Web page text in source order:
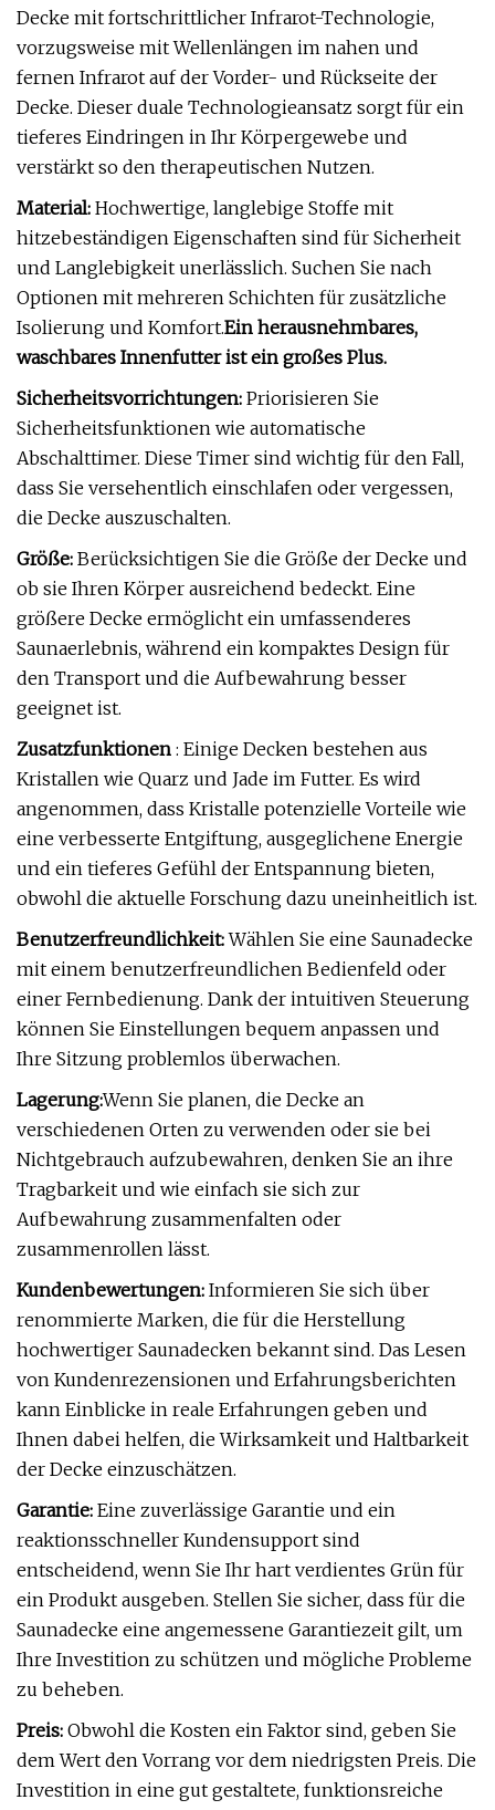
Decke mit fortschrittlicher Infrarot-Technologie,
vorzugsweise mit Wellenlängen im nahen und
fernen Infrarot auf der Vorder- und Rückseite der
Decke. Dieser duale Technologieansatz sorgt für ein
tieferes Eindringen in Ihr Körpergewebe und
verstärkt so den therapeutischen Nutzen.
Material: Hochwertige, langlebige Stoffe mit
hitzebeständigen Eigenschaften sind für Sicherheit
und Langlebigkeit unerlässlich. Suchen Sie nach
Optionen mit mehreren Schichten für zusätzliche
Isolierung und Komfort.Ein herausnehmbares,
waschbares Innenfutter ist ein großes Plus.
Sicherheitsvorrichtungen: Priorisieren Sie
Sicherheitsfunktionen wie automatische
Abschalttimer. Diese Timer sind wichtig für den Fall,
dass Sie versehentlich einschlafen oder vergessen,
die Decke auszuschalten.
Größe: Berücksichtigen Sie die Größe der Decke und
ob sie Ihren Körper ausreichend bedeckt. Eine
größere Decke ermöglicht ein umfassenderes
Saunaerlebnis, während ein kompaktes Design für
den Transport und die Aufbewahrung besser
geeignet ist.
Zusatzfunktionen : Einige Decken bestehen aus
Kristallen wie Quarz und Jade im Futter. Es wird
angenommen, dass Kristalle potenzielle Vorteile wie
eine verbesserte Entgiftung, ausgeglichene Energie
und ein tieferes Gefühl der Entspannung bieten,
obwohl die aktuelle Forschung dazu uneinheitlich ist.
Benutzerfreundlichkeit:Wählen Sie eine Saunadecke
mit einem benutzerfreundlichen Bedienfeld oder
einer Fernbedienung. Dank der intuitiven Steuerung
können Sie Einstellungen bequem anpassen und
Ihre Sitzung problemlos überwachen.
Lagerung:Wenn Sie planen, die Decke an
verschiedenen Orten zu verwenden oder sie bei
Nichtgebrauch aufzubewahren, denken Sie an ihre
Tragbarkeit und wie einfach sie sich zur
Aufbewahrung zusammenfalten oder
zusammenrollen lässt.
Kundenbewertungen: Informieren Sie sich über
renommierte Marken, die für die Herstellung
hochwertiger Saunadecken bekannt sind. Das Lesen
von Kundenrezensionen und Erfahrungsberichten
kann Einblicke in reale Erfahrungen geben und
Ihnen dabei helfen, die Wirksamkeit und Haltbarkeit
der Decke einzuschätzen.
Garantie: Eine zuverlässige Garantie und ein
reaktionsschneller Kundensupport sind
entscheidend, wenn Sie Ihr hart verdientes Grün für
ein Produkt ausgeben. Stellen Sie sicher, dass für die
Saunadecke eine angemessene Garantiezeit gilt, um
Ihre Investition zu schützen und mögliche Probleme
zu beheben.
Preis: Obwohl die Kosten ein Faktor sind, geben Sie
dem Wert den Vorrang vor dem niedrigsten Preis. Die
Investition in eine gut gestaltete, funktionsreiche